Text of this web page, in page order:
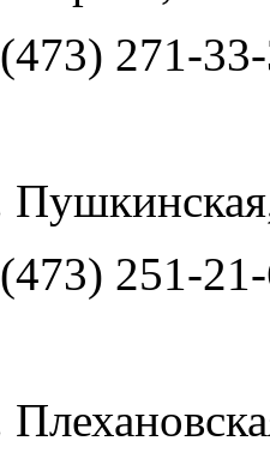
271-
251-